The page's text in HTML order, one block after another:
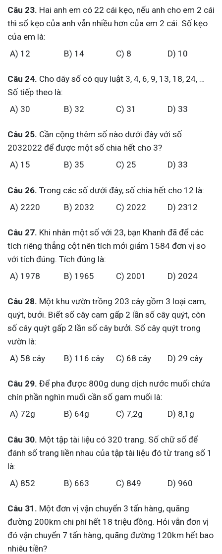
Câu 23. Hai anh em có 22 cái kẹo, nếu anh cho em 2 cái
thì số kẹo của anh vẫn nhiều hơn của em 2 cái. Số kẹo
của em là:
A) 12
B) 14 C) 8 D) 10
Câu 24. Cho dãy số có quy luật 3, 4, 6, 9, 13, 18, 24, …
Số tiếp theo là:
A) 30
B) 32 C) 31 D) 33
Câu 25. Cần cộng thêm số nào dưới đây với số
2032022 để được một số chia hết cho 3?
A) 15
B) 35 C) 25 D) 33
Câu 26. Trong các số dưới đây, số chia hết cho 12 là:
A) 2220
B) 2032 C) 2022 D) 2312
Câu 27. Khi nhân một số với 23, bạn Khanh đã để các
tích riêng thẳng cột nên tích mới giảm 1584 đơn vị so
với tích đúng. Tích đúng là:
A) 1978
B) 1965 C) 2001 D) 2024
Câu 28. Một khu vườn trồng 203 cây gồm 3 loại cam,
quýt, bưởi. Biết số cây cam gấp 2 lần số cây quýt, còn
số cây quýt gấp 2 lần số cây bưởi. Số cây quýt trong
vườn là:
A) 58 cây
B) 116 cây C) 68 cây D) 29 cây
Câu 29. Để pha được 800g dung dịch nước muối chứa
chín phần nghìn muối cần số gam muối là:
A) 72g
B) 64g C) 7,2g D) 8,1g
Câu 30. Một tập tài liệu có 320 trang. Số chữ số để
đánh số trang liền nhau của tập tài liệu đó từ trang số 1
là:
A) 852
B) 663 C) 849 D) 960
Câu 31. Một đơn vị vận chuyển 3 tấn hàng, quãng
đường 200km chi phí hết 18 triệu đồng. Hỏi vẫn đơn vị
đó vận chuyển 7 tấn hàng, quãng đường 120km hết bao
nhiêu tiền?